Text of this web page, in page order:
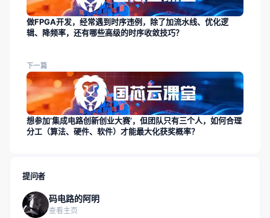
做FPGA开发，经常遇到时序违例，除了加流水线、优化逻
辑、降频率，还有哪些高级的时序收敛技巧？
下一篇
想参加‘集成电路创新创业大赛’，但团队只有三个人，如何合理
分工（算法、硬件、软件）才能最大化获奖概率？
提问者
码电路的阿明
查看主页